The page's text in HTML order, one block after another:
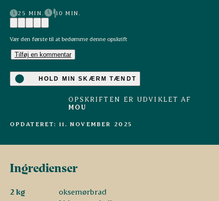
25 MIN. 10 MIN.
Vær den første til at bedømme denne opskrift
Tilføj en kommentar
HOLD MIN SKÆRM TÆNDT
OPSKRIFTEN ER UDVIKLET AF
MOU
OPDATERET: 11. NOVEMBER 2025
Ingredienser
2 kg
oksemørbrad